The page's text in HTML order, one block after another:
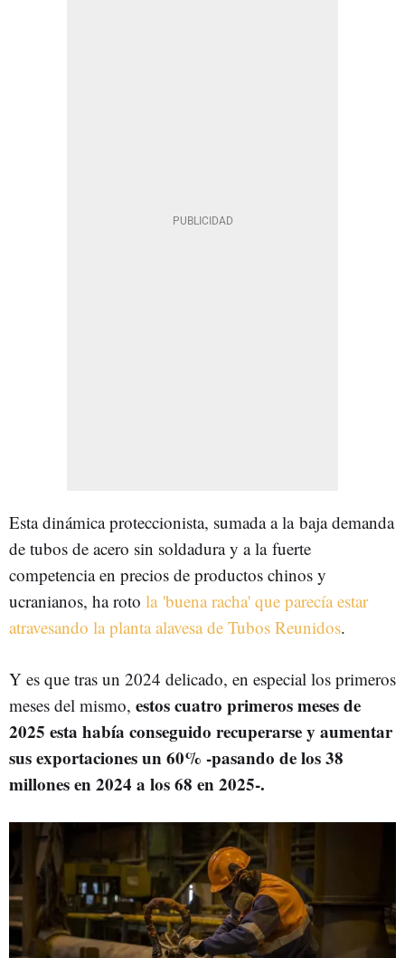
Esta dinámica proteccionista, sumada a la baja demanda
de tubos de acero sin soldadura y a la fuerte
competencia en precios de productos chinos y
ucranianos, ha roto la 'buena racha' que parecía estar
atravesando la planta alavesa de Tubos Reunidos.
Y es que tras un 2024 delicado, en especial los primeros
meses del mismo, estos cuatro primeros meses de
2025 esta había conseguido recuperarse y aumentar
sus exportaciones un 60% -pasando de los 38
millones en 2024 a los 68 en 2025-.